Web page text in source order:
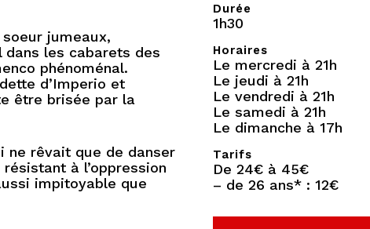
jumeaux,
dans les cabarets des
phénoménal.
d’Imperio et
être brisée par la
ne rêvait que de danser
à l’oppression
impitoyable que
Durée
1h30
Horaires
Le mercredi à 21h
Le jeudi à 21h
Le vendredi à 21h
Le samedi à 21h
Le dimanche à 17h
Tarifs
De 24€ à 45€
– de 26 ans* : 12€